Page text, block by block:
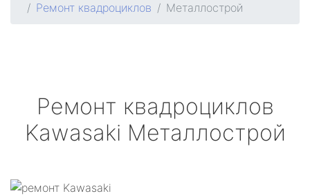
Ремонт квадроциклов
Металлострой
Ремонт квадроциклов
Kawasaki Металлострой